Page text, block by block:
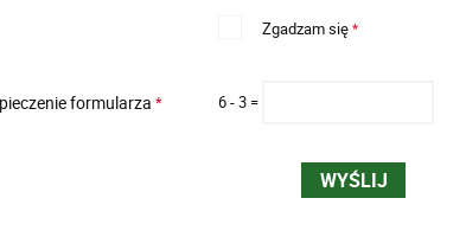
Zgadzam się*
formularza * 6 - 3 =